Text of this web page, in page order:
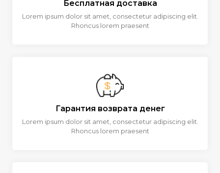
Бесплатная доставка
Lorem ipsum dolor sit amet, consectetur adipiscing elit.
Rhoncus lorem praesent
Гарантия возврата денег
Lorem ipsum dolor sit amet, consectetur adipiscing elit.
Rhoncus lorem praesent